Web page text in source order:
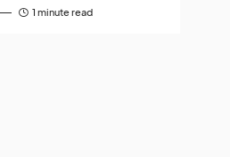
1 minute read